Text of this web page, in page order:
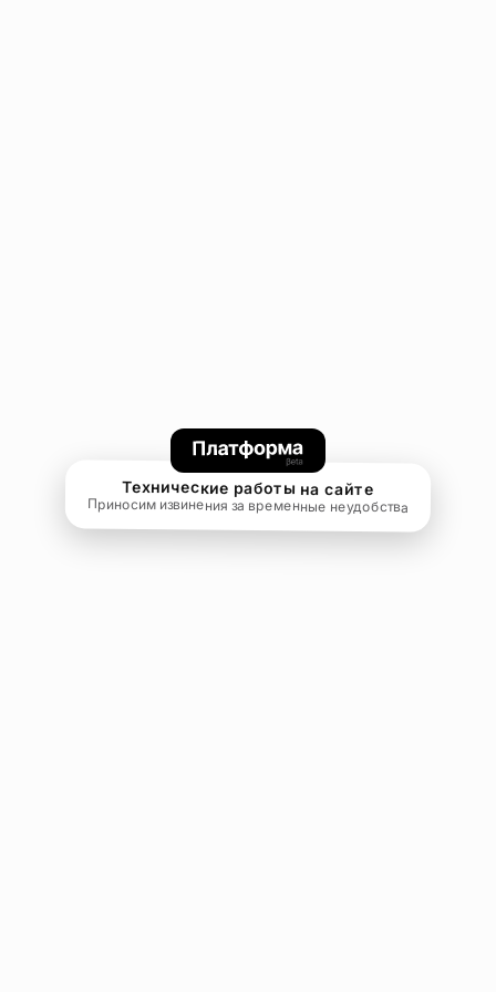
Технические работы на сайте
Приносим извинения за временные неудобства